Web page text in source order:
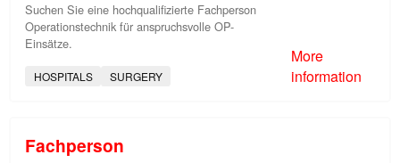
Suchen Sie eine hochqualifizierte Fachperson
Operationstechnik für anspruchsvolle OP-
Einsätze.
HOSPITALS SURGERY
More
information
Fachperson